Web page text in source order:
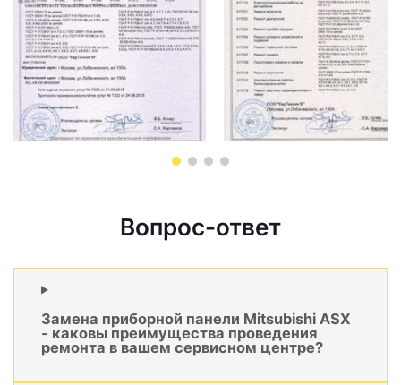
Вопрос-ответ
Замена приборной панели Mitsubishi ASX
- каковы преимущества проведения
ремонта в вашем сервисном центре?